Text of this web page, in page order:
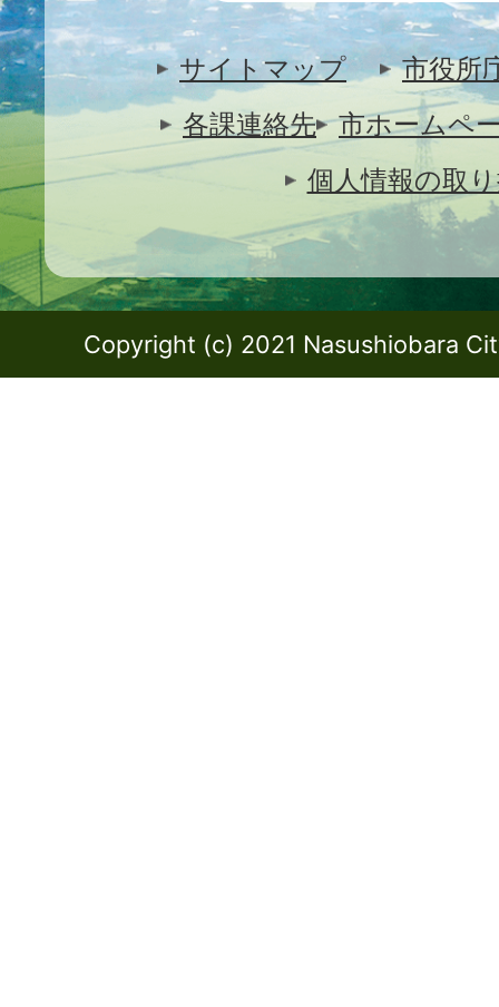
サイトマップ
市役所
各課連絡先
市ホームペ
個人情報の取
Copyright (c) 2021 Nasushiobara